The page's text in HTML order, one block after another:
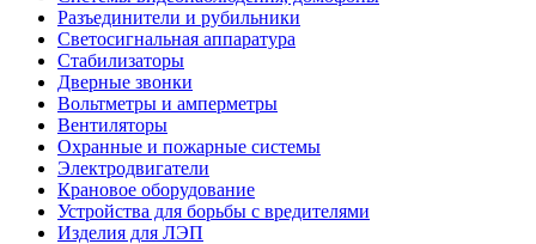
Разъединители и рубильники
Светосигнальная аппаратура
Стабилизаторы
Дверные звонки
Вольтметры и амперметры
Вентиляторы
Охранные и пожарные системы
Электродвигатели
Крановое оборудование
Устройства для борьбы с вредителями
Изделия для ЛЭП